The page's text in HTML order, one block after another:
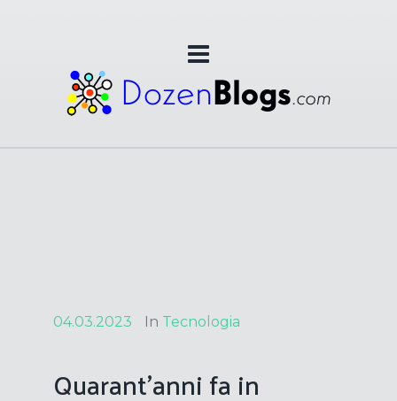
04.03.2023 In Tecnologia
Quarant’anni fa in